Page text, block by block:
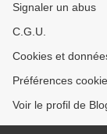
Signaler un abus
C.G.U.
Cookies et
Préférences
Voir le profil de